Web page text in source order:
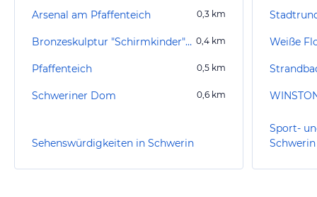
Arsenal am Pfaffenteich 0,3 km
Bronzeskulptur "Schirmkinder" von Stephan Horota 0,4 km
Pfaffenteich 0,5 km
Schweriner Dom 0,6 km
Sehenswürdigkeiten in Schwerin
Weiße
Sport-
Schwerin